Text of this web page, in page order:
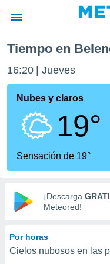
de
ha sido
calidad.
a este
las
y
digital
basada
Tiempo en
16:20 Jueves
Nubes y claros
19°
Sensación de 19°
¡Descarga
Meteored!
Por horas
Cielos nubosos en las